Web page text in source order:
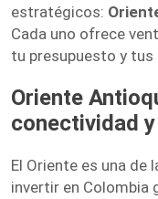
estratégicos:
Cada uno ofrece
tu presupuesto y
Oriente
conectividad
El Oriente es una de
invertir en Colombia